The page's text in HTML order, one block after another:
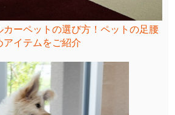
カーペットの選び方！ペットの足腰
アイテムをご紹介